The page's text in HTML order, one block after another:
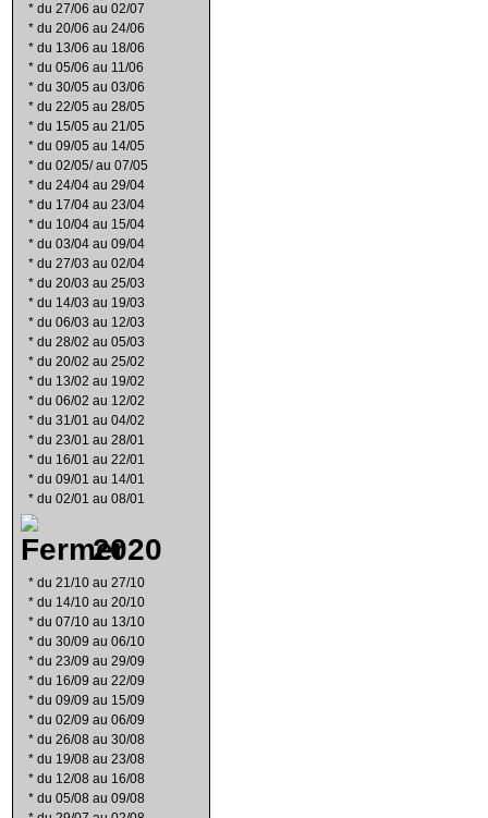
* du 27/06 au 02/07
* du 20/06 au 24/06
* du 13/06 au 18/06
* du 05/06 au 11/06
* du 30/05 au 03/06
* du 22/05 au 28/05
* du 15/05 au 21/05
* du 09/05 au 14/05
* du 02/05/ au 07/05
* du 24/04 au 29/04
* du 17/04 au 23/04
* du 10/04 au 15/04
* du 03/04 au 09/04
* du 27/03 au 02/04
* du 20/03 au 25/03
* du 14/03 au 19/03
* du 06/03 au 12/03
* du 28/02 au 05/03
* du 20/02 au 25/02
* du 13/02 au 19/02
* du 06/02 au 12/02
* du 31/01 au 04/02
* du 23/01 au 28/01
* du 16/01 au 22/01
* du 09/01 au 14/01
* du 02/01 au 08/01
2020
* du 21/10 au 27/10
* du 14/10 au 20/10
* du 07/10 au 13/10
* du 30/09 au 06/10
* du 23/09 au 29/09
* du 16/09 au 22/09
* du 09/09 au 15/09
* du 02/09 au 06/09
* du 26/08 au 30/08
* du 19/08 au 23/08
* du 12/08 au 16/08
* du 05/08 au 09/08